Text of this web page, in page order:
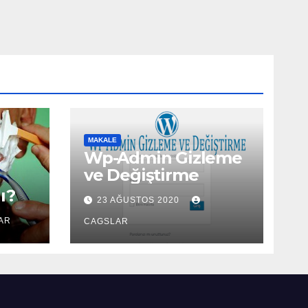
MAKALE
Wp-Admin Gizleme
ve Değiştirme
23 AĞUSTOS 2020
CAGSLAR